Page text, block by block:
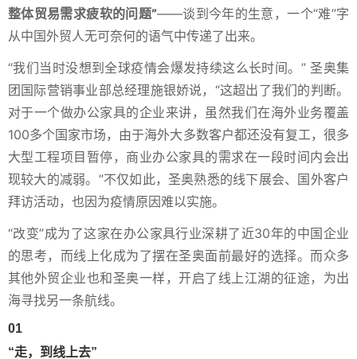
整体贸易需求疲软的问题”——谈到今年的生意，一个“难”字
从中国外贸人无可奈何的语气中传递了出来。
“我们当时没想到全球疫情会爆发持续这么长时间。” 圣奥集
团国际营销事业部总经理施银娇说，“这超出了我们的判断。
对于一个做办公家具的企业来讲，虽然我们在海外业务覆盖
100多个国家市场，由于海外大多数客户都还没有复工，很多
大型工程项目暂停，商业办公家具的需求在一段时间内会出
现较大的减弱。”不仅如此，圣奥熟悉的线下展会、国外客户
拜访活动，也因为疫情原因难以实施。
“改变”成为了这家在办公家具行业深耕了近30年的中国企业
的思考，而线上化成为了摆在圣奥面前最好的选择。而众多
其他外贸企业也和圣奥一样，开启了线上江湖的征途，为出
海寻找另一条航线。
01
“走，到线上去”